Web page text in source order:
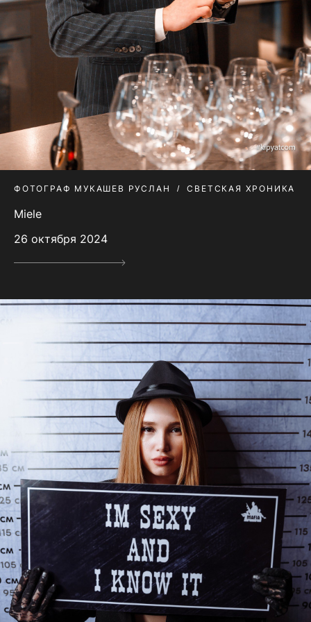
ФОТОГРАФ МУКАШЕВ РУСЛАН СВЕТСКАЯ ХРОНИКА
Miele
26 октября 2024